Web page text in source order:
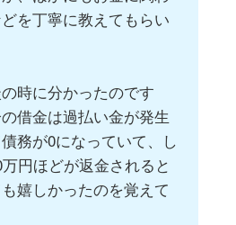
を丁寧に教えてもらい
時に分かったのです
借金は過払い金が発生
務が0になっていて、し
円ほどが返金されると
嬉しかったのを覚えて